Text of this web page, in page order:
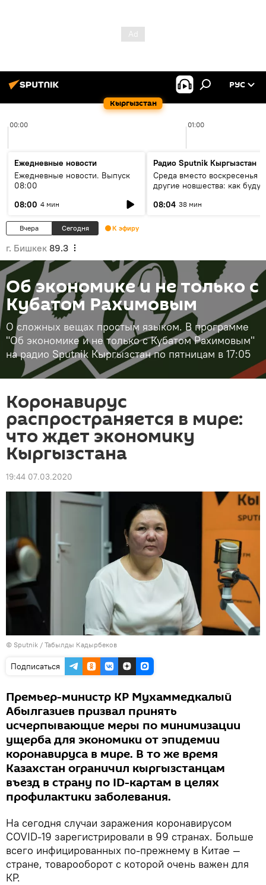
Кыргызстан
РУС
00:00 01:00
Ежедневные новости
Ежедневные новости. Выпуск
08:00
08:00 4 мин
Радио Sputnik Кыргызстан
Среда вместо воскресенья и
другие новшества: как будут
08:04 38 мин
Вчера Сегодня К эфиру
г. Бишкек 89.3
Об экономике и не только с
Кубатом Рахимовым
О сложных вещах простым языком. В программе
"Об экономике и не только с Кубатом Рахимовым"
на радио Sputnik Кыргызстан по пятницам в 17:05
Коронавирус
распространяется в мире:
что ждет экономику
Кыргызстана
19:44 07.03.2020
© Sputnik / Табылды Кадырбеков
Подписаться
Премьер-министр КР Мухаммедкалый
Абылгазиев призвал принять
исчерпывающие меры по минимизации
ущерба для экономики от эпидемии
коронавируса в мире. В то же время
Казахстан ограничил кыргызстанцам
въезд в страну по ID-картам в целях
профилактики заболевания.
На сегодня случаи заражения коронавирусом
COVID-19 зарегистрировали в 99 странах. Больше
всего инфицированных по-прежнему в Китае —
стране, товарооборот с которой очень важен для
КР.